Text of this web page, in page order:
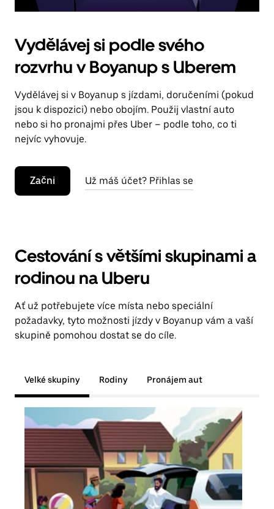
Vydělávej si podle svého
rozvrhu v Boyanup s Uberem
Vydělávej si v Boyanup s jízdami, doručeními (pokud
jsou k dispozici) nebo obojím. Použij vlastní auto
nebo si ho pronajmi přes Uber – podle toho, co ti
nejvíc vyhovuje.
Začni Už máš účet? Přihlas se
Cestování s většími skupinami a
rodinou na Uberu
Ať už potřebujete více místa nebo speciální
požadavky, tyto možnosti jízdy v Boyanup vám a vaší
skupině pomohou dostat se do cíle.
Velké skupiny Rodiny Pronájem aut